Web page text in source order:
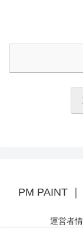
PM PAINT
運営者